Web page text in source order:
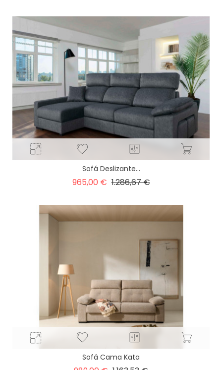
Sofá Deslizante...
965,00 € Precio
1.286,67 €Precio
Sofá Cama Kata